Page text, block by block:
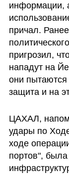
информации,
причал.
пригрозил,
нападут на
они пытаются
защита и на
ЦАХАЛ,
удары по
ходе
портов",